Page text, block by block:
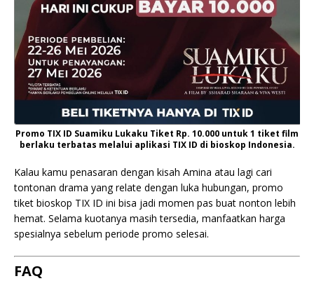
Promo TIX ID Suamiku Lukaku Tiket Rp. 10.000 untuk 1 tiket film
berlaku terbatas melalui aplikasi TIX ID di bioskop Indonesia.
Kalau kamu penasaran dengan kisah Amina atau lagi cari
tontonan drama yang relate dengan luka hubungan, promo
tiket bioskop TIX ID ini bisa jadi momen pas buat nonton lebih
hemat. Selama kuotanya masih tersedia, manfaatkan harga
spesialnya sebelum periode promo selesai.
FAQ